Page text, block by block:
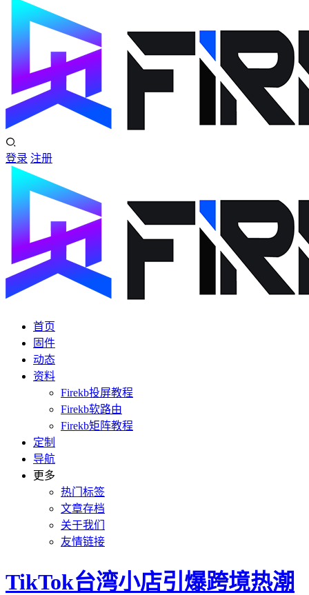
登录 注册
首页
固件
动态
资料
Firekb投屏教程
Firekb软路由
Firekb矩阵教程
定制
导航
更多
热门标签
文章存档
关于我们
友情链接
TikTok台湾小店引爆跨境热潮